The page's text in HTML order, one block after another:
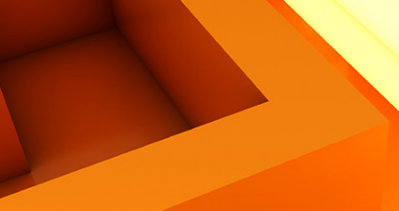
Lavora con noi
Contatti
Eng Ita